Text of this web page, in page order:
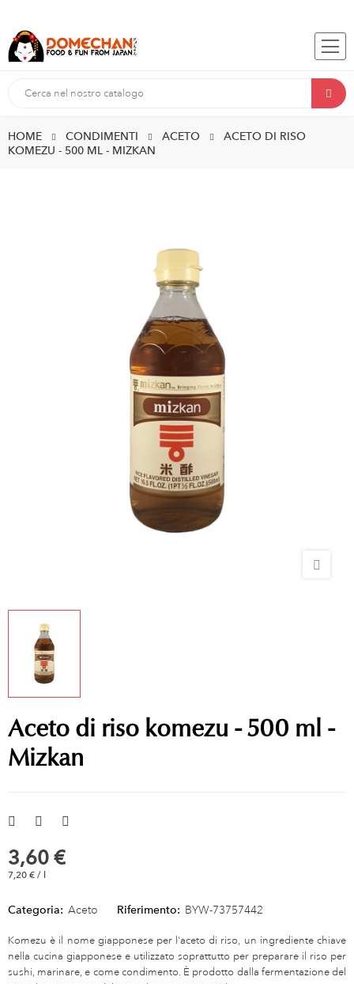
HOME CONDIMENTI ACETO
ACETO DI RISO
KOMEZU - 500 ML - MIZKAN
Aceto di riso komezu - 500 ml -
Mizkan
3,60 €
7,20 € / l
Categoria: Aceto Riferimento: BYW-73757442
Komezu è il nome giapponese per l'aceto di riso, un ingrediente chiave
nella cucina giapponese e utilizzato soprattutto per preparare il riso per
sushi, marinare, e come condimento. È prodotto dalla fermentazione del